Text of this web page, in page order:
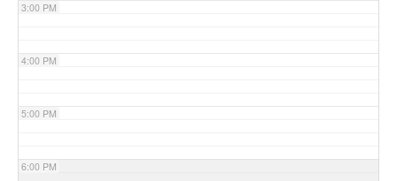
3:00 PM
4:00 PM
5:00 PM
6:00 PM